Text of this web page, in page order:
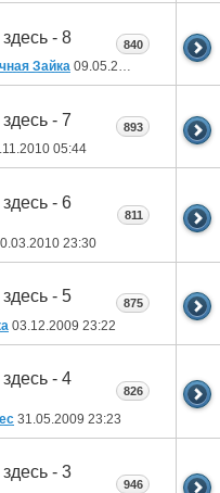
- 8
Зайка 09.05.2011
840
- 7
05:44
893
- 6
23:30
811
- 5
03.12.2009 23:22
875
- 4
31.05.2009 23:23
826
- 3
946